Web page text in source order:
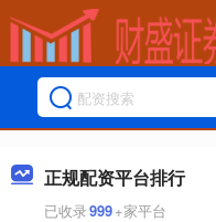
正规配资平台排行
已收录999+家平台